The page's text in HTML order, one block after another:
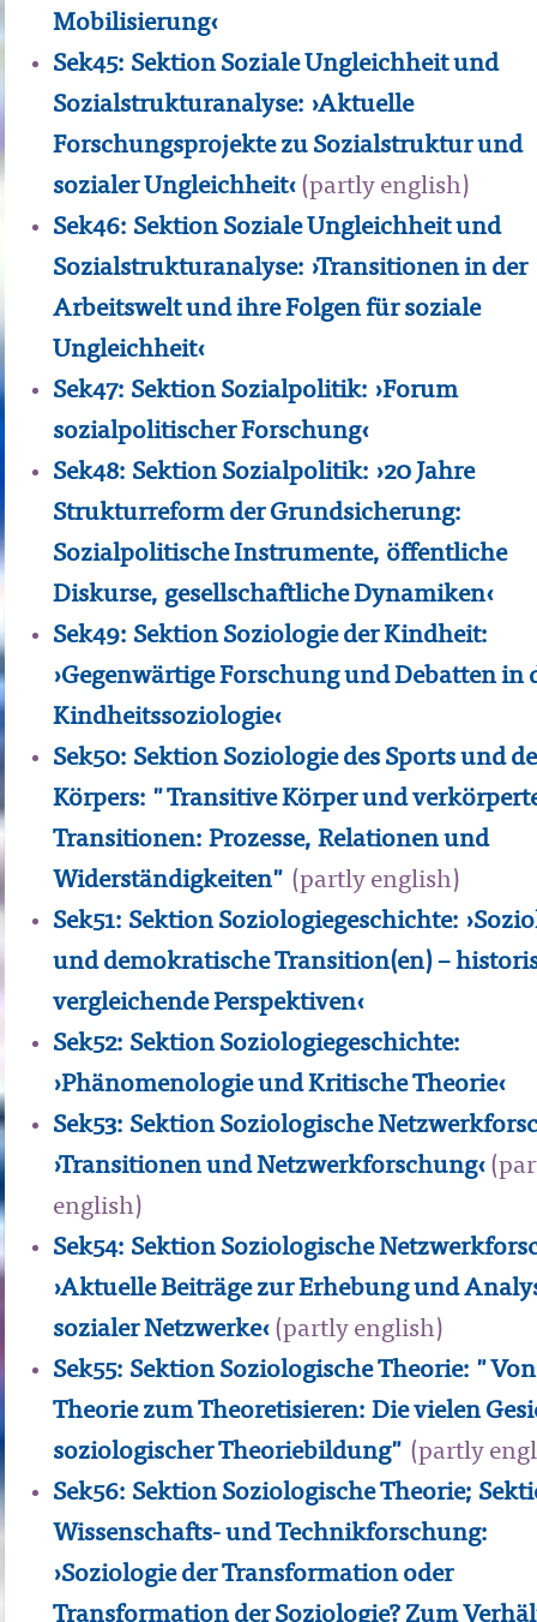
Mobilisierung‹
Sek45: Sektion Soziale Ungleichheit und
Sozialstrukturanalyse: ›Aktuelle
Forschungsprojekte zu Sozialstruktur und
sozialer Ungleichheit‹ (partly english)
Sek46: Sektion Soziale Ungleichheit und
Sozialstrukturanalyse: ›Transitionen in der
Arbeitswelt und ihre Folgen für soziale
Ungleichheit‹
Sek47: Sektion Sozialpolitik: ›Forum
sozialpolitischer Forschung‹
Sek48: Sektion Sozialpolitik: ›20 Jahre
Strukturreform der Grundsicherung:
Sozialpolitische Instrumente, öffentliche
Diskurse, gesellschaftliche Dynamiken‹
Sek49: Sektion Soziologie der Kindheit:
›Gegenwärtige Forschung und Debatten in
Kindheitssoziologie‹
Sek50: Sektion Soziologie des Sports und
Körpers: "Transitive Körper und
Transitionen: Prozesse, Relationen und
Widerständigkeiten" (partly english)
Sek51: Sektion Soziologiegeschichte:
und demokratische Transition(en) –
vergleichende Perspektiven‹
Sek52: Sektion Soziologiegeschichte:
›Phänomenologie und Kritische Theorie‹
Sek53: Sektion Soziologische
›Transitionen und Netzwerkforschung‹
english)
Sek54: Sektion Soziologische
›Aktuelle Beiträge zur Erhebung und
sozialer Netzwerke‹ (partly english)
Sek55: Sektion Soziologische Theorie:
Theorie zum Theoretisieren: Die vielen
soziologischer Theoriebildung" (partly
Sek56: Sektion Soziologische Theorie;
Wissenschafts- und Technikforschung:
›Soziologie der Transformation oder
Transformation der Soziologie? Zum